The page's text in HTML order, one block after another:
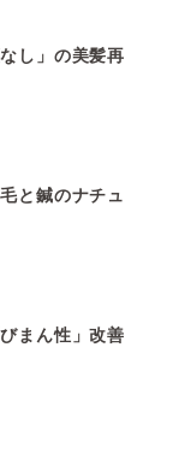
し」の美髪再
と鍼のナチュ
まん性」改善